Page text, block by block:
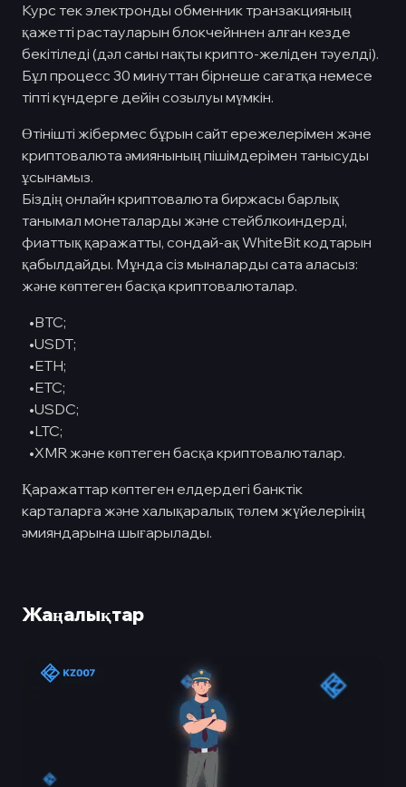
Курс тек электронды обменник транзакцияның
қажетті растауларын блокчейннен алған кезде
бекітіледі (дәл саны нақты крипто-желіден тәуелді).
Бұл процесс 30 минуттан бірнеше сағатқа немесе
тіпті күндерге дейін созылуы мүмкін.
Өтінішті жібермес бұрын сайт ережелерімен және
криптовалюта әмиянының пішімдерімен танысуды
ұсынамыз.
Біздің онлайн криптовалюта биржасы барлық
танымал монеталарды және стейблкоиндерді,
фиаттық қаражатты, сондай-ақ WhiteBit кодтарын
қабылдайды. Мұнда сіз мыналарды сата аласыз:
және көптеген басқа криптовалюталар.
•BTC;
•USDT;
•ETH;
•ETC;
•USDC;
•LTC;
•XMR және көптеген басқа криптовалюталар.
Қаражаттар көптеген елдердегі банктік
карталарға және халықаралық төлем жүйелерінің
әмияндарына шығарылады.
Жаңалықтар